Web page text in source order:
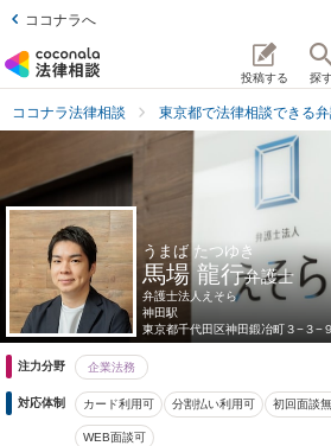
ココナラへ
投稿する 探
ココナラ法律相談 東京都で法律相談できる
うまば たつゆき
馬場 龍行弁護士
弁護士法人えそら
神田駅
東京都千代田区神田鍛冶町３−３−
注力分野 企業法務
対応体制 カード利用可 分割払い利用可 初回面談
WEB面談可